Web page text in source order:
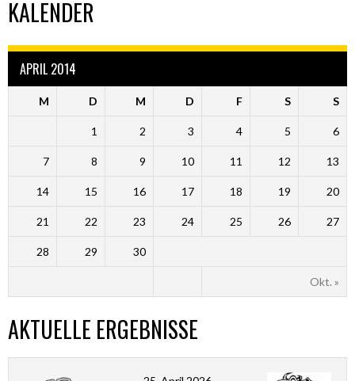
KALENDER
APRIL 2014
M D M D F S S
Okt. »
1 2 3 4 5 6
7 8 9 10 11 12 13
14 15 16 17 18 19 20
21 22 23 24 25 26 27
28 29 30
AKTUELLE ERGEBNISSE